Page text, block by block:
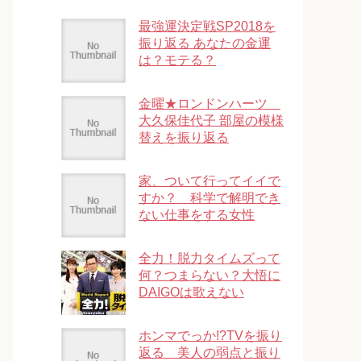
最強運決定戦SP2018を
振り返る あなたの金運
は？モテる？
金曜★ロンドンハーツ
大久保佳代子 部屋の模様
替えを振り返る
家、ついて行ってイイで
すか？ 科学で解明でき
ない仕事をする女性
全力！脱力タイムズって
何？つまらない？大悟に
DAIGOは歌えない
ホンマでっか!?TVを振り
返る 美人の弱点と振り